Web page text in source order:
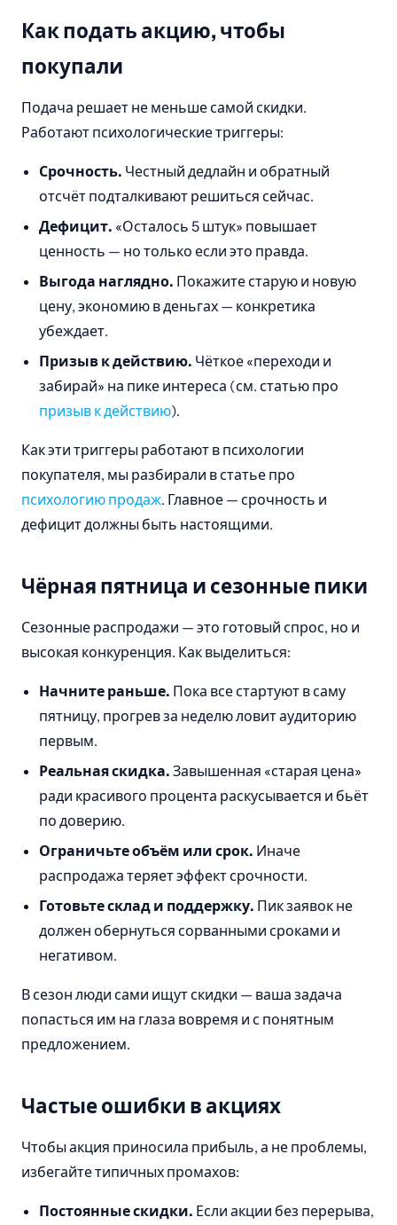
Как подать акцию, чтобы
покупали
Подача решает не меньше самой скидки.
Работают психологические триггеры:
Срочность. Честный дедлайн и обратный
отсчёт подталкивают решиться сейчас.
Дефицит. «Осталось 5 штук» повышает
ценность — но только если это правда.
Выгода наглядно. Покажите старую и новую
цену, экономию в деньгах — конкретика
убеждает.
Призыв к действию. Чёткое «переходи и
забирай» на пике интереса (см. статью про
призыв к действию).
Как эти триггеры работают в психологии
покупателя, мы разбирали в статье про
психологию продаж. Главное — срочность и
дефицит должны быть настоящими.
Чёрная пятница и сезонные пики
Сезонные распродажи — это готовый спрос, но и
высокая конкуренция. Как выделиться:
Начните раньше. Пока все стартуют в саму
пятницу, прогрев за неделю ловит аудиторию
первым.
Реальная скидка. Завышенная «старая цена»
ради красивого процента раскусывается и бьёт
по доверию.
Ограничьте объём или срок. Иначе
распродажа теряет эффект срочности.
Готовьте склад и поддержку. Пик заявок не
должен обернуться сорванными сроками и
негативом.
В сезон люди сами ищут скидки — ваша задача
попасться им на глаза вовремя и с понятным
предложением.
Частые ошибки в акциях
Чтобы акция приносила прибыль, а не проблемы,
избегайте типичных промахов:
Постоянные скидки. Если акции без перерыва,